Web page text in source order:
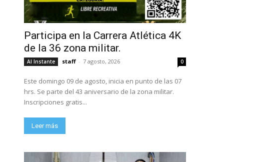
Participa en la Carrera Atlética 4K
de la 36 zona militar.
Al Instante staff - 7 agosto, 2026 0
Este domingo 09 de agosto, inicia en punto de las 07
hrs. Se parte del 43 aniversario de la zona militar.
Inscripciones gratis...
Leer más